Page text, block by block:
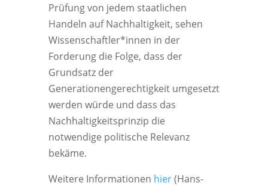
Prüfung von jedem staatlichen
Handeln auf Nachhaltigkeit, sehen
Wissenschaftler*innen in der
Forderung die Folge, dass der
Grundsatz der
Generationengerechtigkeit umgesetzt
werden würde und dass das
Nachhaltigkeitsprinzip die
notwendige politische Relevanz
bekäme.
Weitere Informationen hier(Hans-